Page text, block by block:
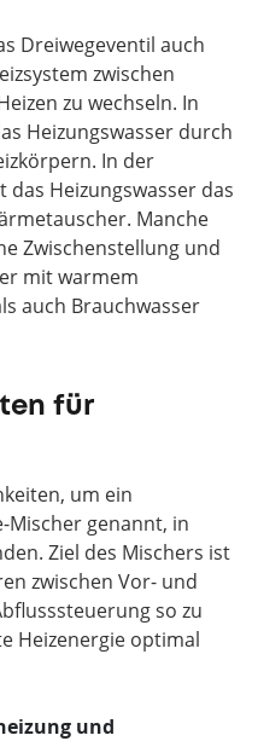
Dreiwegeventil auch
zwischen
zu wechseln. In
Heizungswasser durch
In der
Heizungswasser das
Manche
Zwischenstellung und
mit warmem
auch Brauchwasser
für
um ein
Mischer genannt, in
Ziel des Mischers ist
zwischen Vor- und
so zu
Heizenergie optimal
und